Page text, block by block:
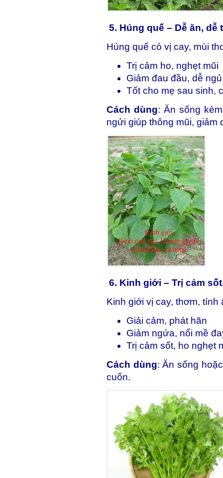
5. Húng quế – Dễ ăn,
Húng quế có vị cay, mùi
Trị cảm ho, nghẹt mũi
Giảm đau đầu, dễ ngủ
Tốt cho mẹ sau sinh,
Cách dùng: Ăn sống
ngửi giúp thông mũi, giảm
6. Kinh giới – Trị cảm
Kinh giới vị cay, thơm, tính
Giải cảm, phát hãn
Giảm ngứa, nổi mề
Trị cảm sốt, ho nghẹt
Cách dùng: Ăn sống
cuốn.